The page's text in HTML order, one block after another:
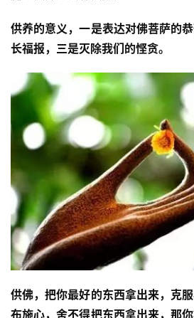
访
谈
心
乐
提
专
题
公
益
慈
佛
供养的意义，一是表达对佛菩萨的
长福报，三是灭除我们的悭贪。
供佛，把你最好的东西拿出来，克服
布施心，舍不得把东西拿出来，那你